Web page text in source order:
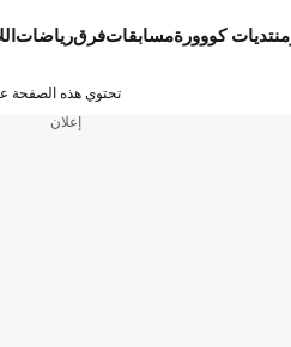
منتديات كووورةمسابقاتفرقرياضات
تحتوي هذه الصفحة
إعلان